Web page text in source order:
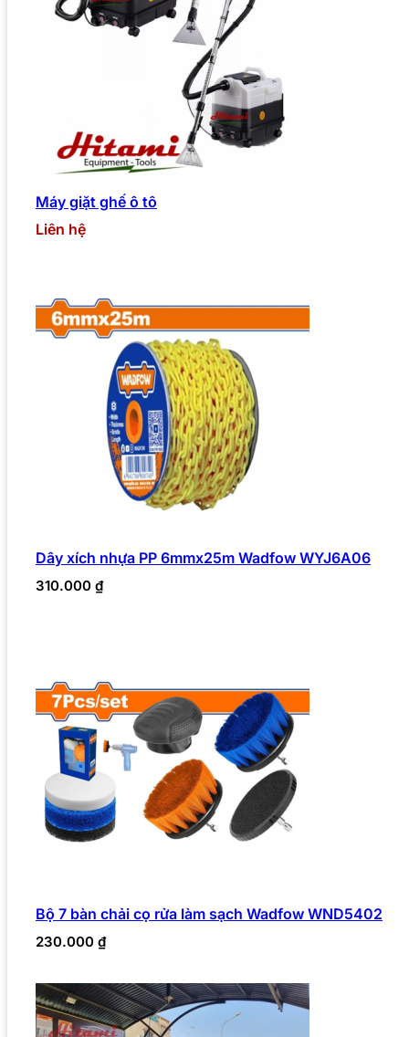
Máy giặt ghế ô tô
Liên hệ
Dây xích nhựa PP 6mmx25m Wadfow WYJ6A06
310.000 ₫
Bộ 7 bàn chải cọ rửa làm sạch Wadfow WND5402
230.000 ₫